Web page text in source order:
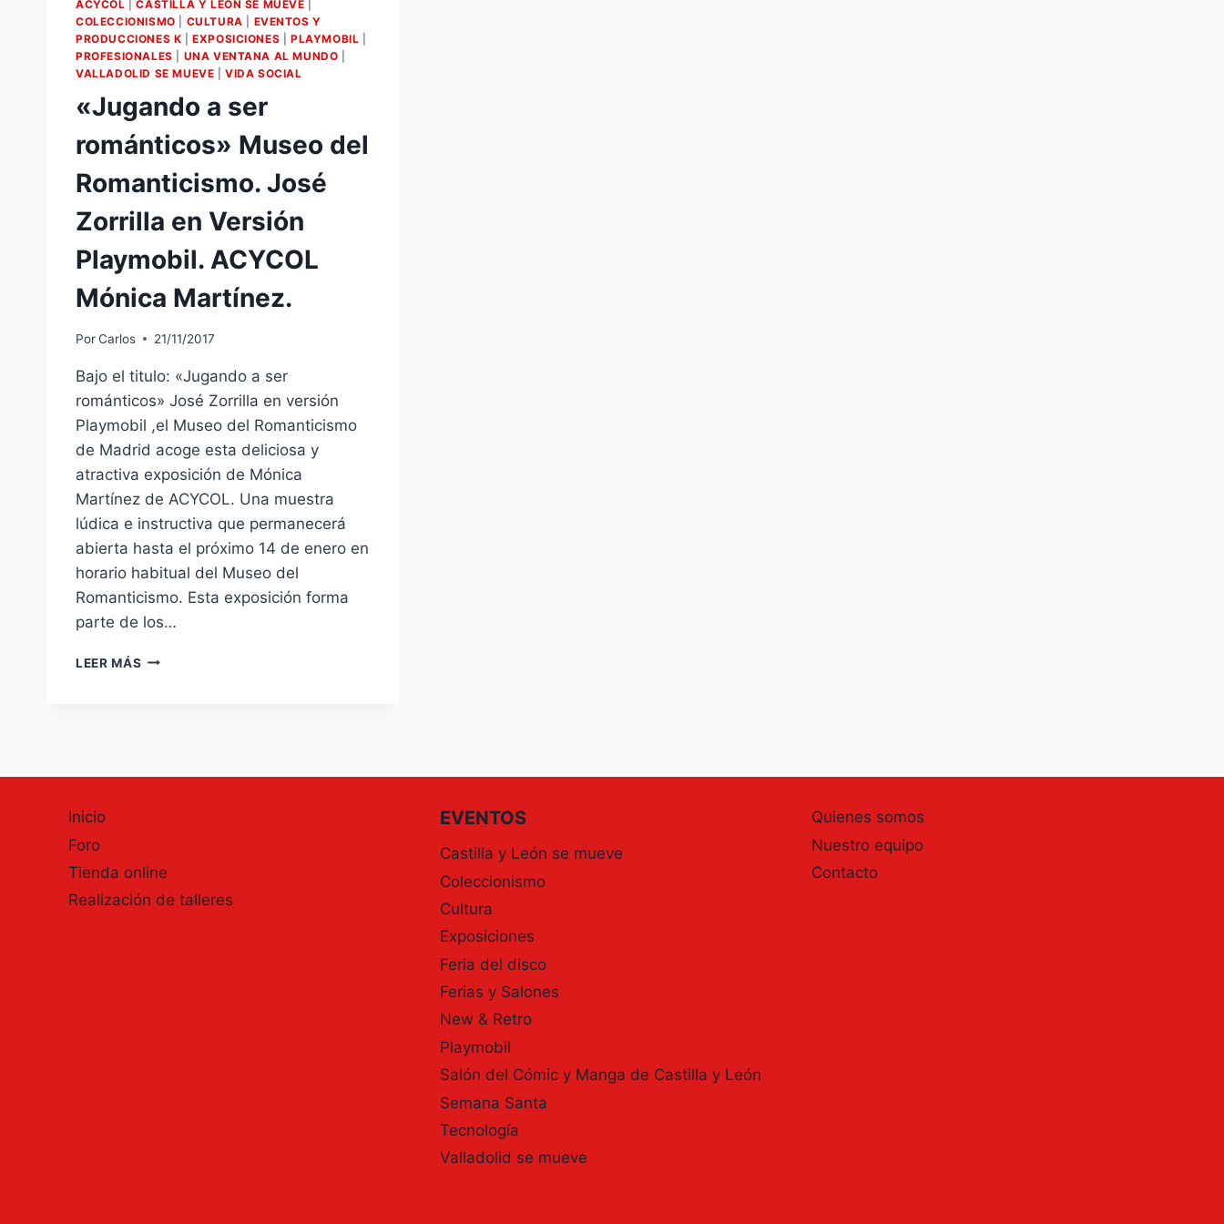
ACYCOL |CASTILLA Y LEÓN SE MUEVE
COLECCIONISMO
CULTURA
EVENTOS Y
PRODUCCIONES K |EXPOSICIONES |PLAYMOBIL
PROFESIONALES
UNA VENTANA AL MUNDO
VALLADOLID SE MUEVE |VIDA SOCIAL
«Jugando a ser
románticos» Museo del
Romanticismo. José
Zorrilla en Versión
Playmobil. ACYCOL
Mónica Martínez.
PorCarlos 21/11/2017
Bajo el titulo: «Jugando a ser
románticos» José Zorrilla en versión
Playmobil ,el Museo del Romanticismo
de Madrid acoge esta deliciosa y
atractiva exposición de Mónica
Martínez de ACYCOL. Una muestra
lúdica e instructiva que permanecerá
abierta hasta el próximo 14 de enero en
horario habitual del Museo del
Romanticismo. Esta exposición forma
parte de los…
LEER MÁS «JUGANDO
PLAYMOBIL.
MÓNICA
Inicio
Foro
Tienda online
Realización de talleres
EVENTOS
Castilla y León se mueve
Coleccionismo
Cultura
Exposiciones
Feria del disco
Ferias y Salones
New & Retro
Playmobil
Salón del Cómic y Manga de Castilla y León
Semana Santa
Tecnología
Valladolid se mueve
Quienes somos
Nuestro equipo
Contacto